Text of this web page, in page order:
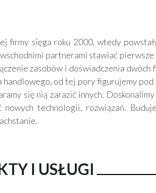
firmy sięga roku 2000, wtedy
partnerami stawiać
zasobów i doświadczenia
handlowego, od tej pory figurujemy
się nią zarazić innych.
nowych technologii, rozwiązań.
I USŁUGI